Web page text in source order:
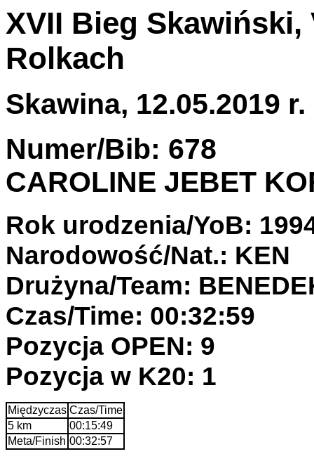
XVII Bieg
Rolkach
Skawina, 12.05.2019 r.
Numer/Bib: 678
CAROLINE JEBET
Rok urodzenia/YoB:
Narodowość/Nat.: KEN
Drużyna/Team:
Czas/Time: 00:32:59
Pozycja OPEN: 9
Pozycja w K20: 1
Międzyczas Czas/Time
5 km
00:15:49
Meta/Finish 00:32:57